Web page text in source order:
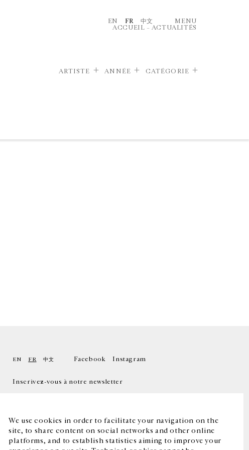
We use cookies in order to facilitate your navigation on the
site, to share content on social networks and other online
platforms, and to establish statistics aiming to improve your
EN FR 中文
MENU
ACCUEIL – ACTUALITÉS
ARTISTE ANNÉE CATÉGORIE
EN FR 中文 Facebook Instagram
Inscrivez-vous à notre newsletter